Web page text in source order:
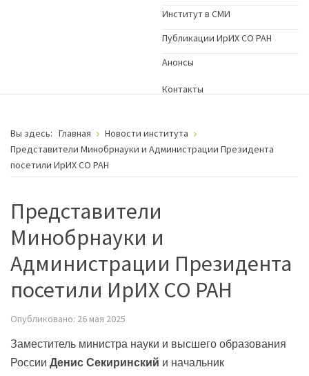
Институт в СМИ
Публикации ИрИХ СО РАН
Анонсы
Контакты
Вы здесь: Главная
Новости института
Представители Минобрнауки и Администрации Президента
посетили ИрИХ СО РАН
Представители
Минобрнауки и
Администрации Президента
посетили ИрИХ СО РАН
Опубликовано: 26 мая 2025
Заместитель министра науки и высшего образования
России Денис Секиринский и начальник